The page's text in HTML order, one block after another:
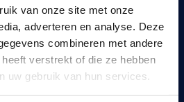
van onze site met onze
adverteren en analyse. Deze
combineren met andere
verstrekt of die ze hebben
uw gebruik van hun services.